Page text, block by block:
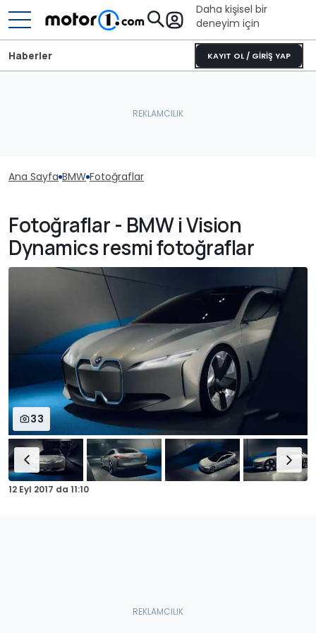
Daha kişisel bir
deneyim için
KAYIT OL / GİRİŞ YAP
Haberler
Ana Sayfa BMW Fotoğraflar
Fotoğraflar - BMW i Vision
Dynamics resmi fotoğraflar
33
12 Eyl 2017 da 11:10